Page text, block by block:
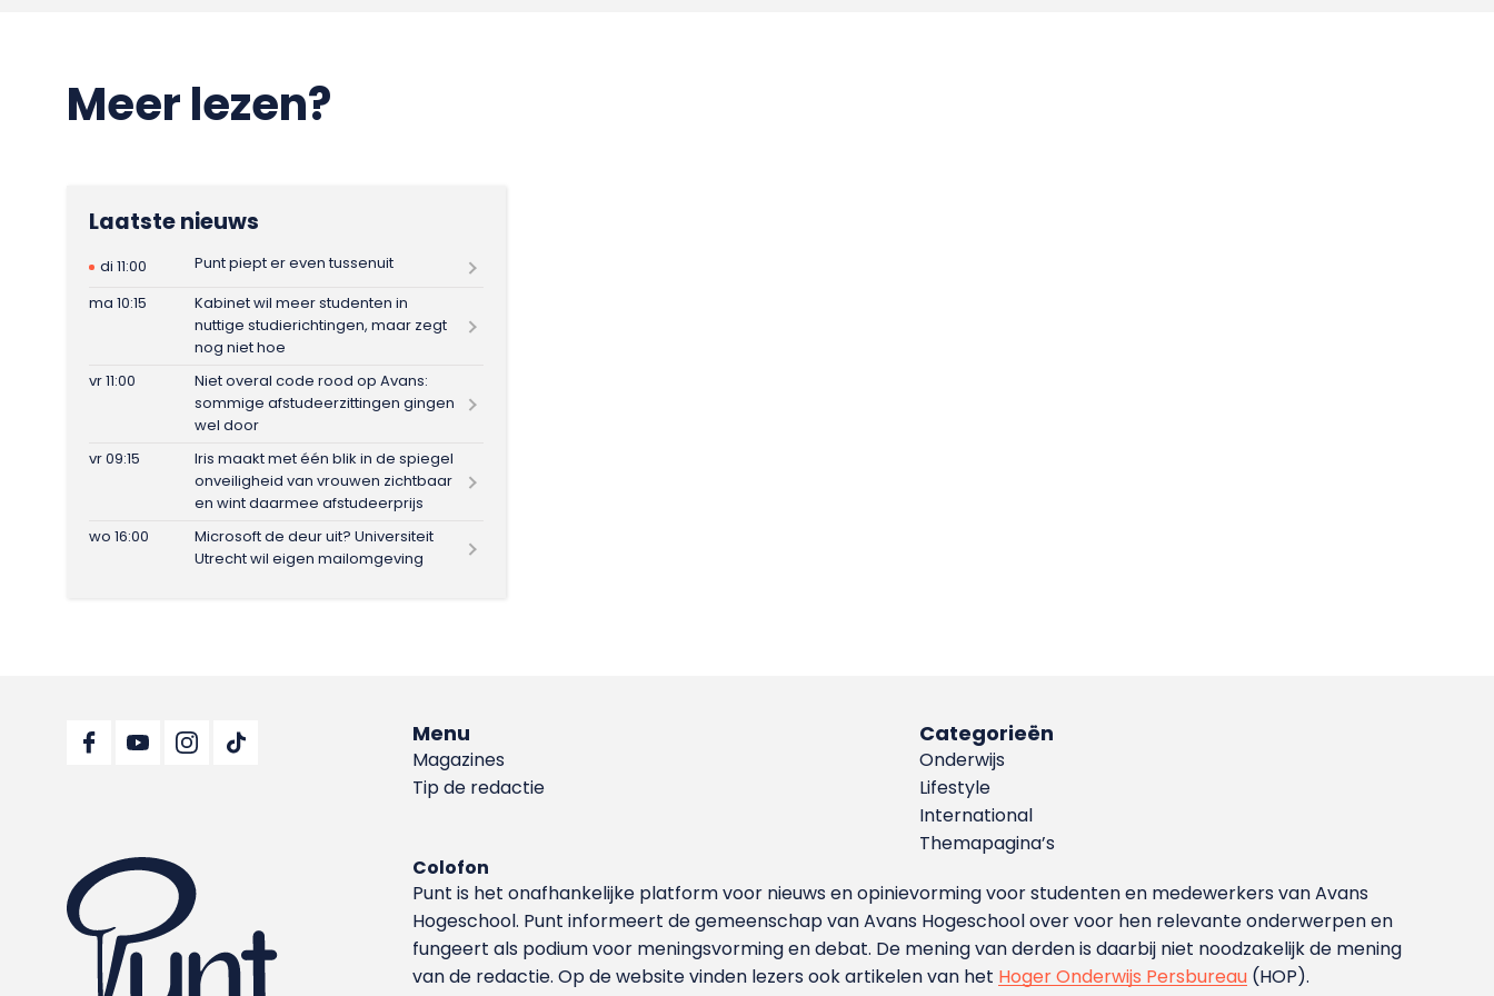
Meer lezen?
Laatste nieuws
di 11:00
Punt piept er even tussenuit
ma 10:15
Kabinet wil meer studenten in
nuttige studierichtingen, maar zegt
nog niet hoe
vr 11:00
Niet overal code rood op Avans:
sommige afstudeerzittingen gingen
wel door
vr 09:15
Iris maakt met één blik in de spiegel
onveiligheid van vrouwen zichtbaar
en wint daarmee afstudeerprijs
wo 16:00
Microsoft de deur uit? Universiteit
Utrecht wil eigen mailomgeving
Menu
Magazines
Tip de redactie
Categorieën
Onderwijs
Lifestyle
International
Themapagina’s
Colofon
Punt is het onafhankelijke platform voor nieuws en opinievorming voor studenten en medewerkers van Avans
Hoge­school. Punt informeert de gemeenschap van Avans Hogeschool over voor hen relevante onderwerpen en
fungeert als podium voor meningsvorming en debat. De mening van derden is daarbij niet noodzakelijk de mening
van de redactie. Op de website vinden lezers ook artikelen van het Hoger Onderwijs Persbureau (HOP).